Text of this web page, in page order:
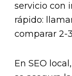
servicio con
rápido:
comparar 2-
En SEO